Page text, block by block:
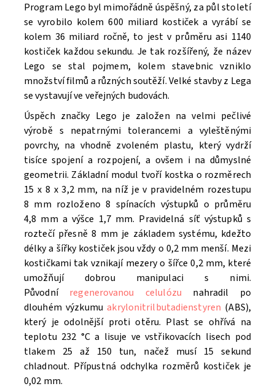
Program Lego byl mimořádně úspěšný, za půl století
se vyrobilo kolem 600 miliard kostiček a vyrábí se
kolem 36 miliard ročně, to jest v průměru asi 1140
kostiček každou sekundu. Je tak rozšířený, že název
Lego se stal pojmem, kolem stavebnic vzniklo
množství filmů a různých soutěží. Velké stavby z Lega
se vystavují ve veřejných budovách.
Úspěch značky Lego je založen na velmi pečlivé
výrobě s nepatrnými tolerancemi a vyleštěnými
povrchy, na vhodně zvoleném plastu, který vydrží
tisíce spojení a rozpojení, a ovšem i na důmyslné
geometrii. Základní modul tvoří kostka o rozměrech
15 x 8 x 3,2 mm, na níž je v pravidelném rozestupu
8 mm rozloženo 8 spínacích výstupků o průměru
4,8 mm a výšce 1,7 mm. Pravidelná síť výstupků s
roztečí přesně 8 mm je základem systému, kdežto
délky a šířky kostiček jsou vždy o 0,2 mm menší. Mezi
kostičkami tak vznikají mezery o šířce 0,2 mm, které
umožňují dobrou manipulaci s nimi.
Původní regenerovanou celulózu nahradil po
dlouhém výzkumuakrylonitrilbutadienstyren (ABS),
který je odolnější proti otěru. Plast se ohřívá na
teplotu 232 °C a lisuje ve vstřikovacích lisech pod
tlakem 25 až 150 tun, načež musí 15 sekund
chladnout. Přípustná odchylka rozměrů kostiček je
0,02 mm.